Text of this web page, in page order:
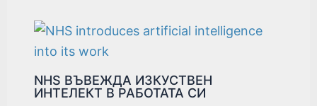
NHS ВЪВЕЖДА ИЗКУСТВЕН
ИНТЕЛЕКТ В РАБОТАТА СИ